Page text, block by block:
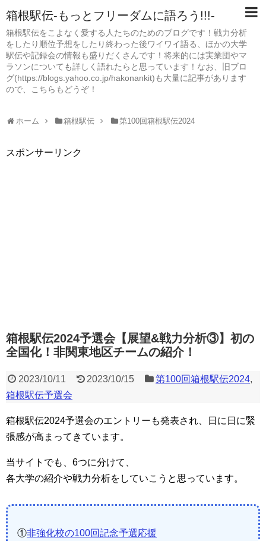
箱根駅伝-もっとフリーダムに語ろう!!!-
箱根駅伝をこよなく愛する人たちのためのブログです！戦力分析
をしたり順位予想をしたり終わった後ワイワイ語る、ほかの大学
駅伝や記録会の情報も盛りだくさんです！将来的には実業団やマ
ラソンについても詳しく語れたらと思っています！なお、旧ブロ
グ(https://blogs.yahoo.co.jp/hakonankit)も大量に記事があります
ので、こちらもどうぞ！
ホーム 箱根駅伝 第100回箱根駅伝2024
スポンサーリンク
箱根駅伝2024予選会【展望&戦力分析③】初の
全国化！非関東地区チームの紹介！
2023/10/11 2023/10/15 第100回箱根駅伝2024,
箱根駅伝予選会
箱根駅伝2024予選会のエントリーも発表され、日に日に緊
張感が高まってきています。
当サイトでも、6つに分けて、
各大学の紹介や戦力分析をしていこうと思っています。
①非強化校の100回記念予選応援